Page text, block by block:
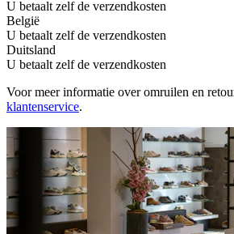
U betaalt zelf de verzendkosten
België
U betaalt zelf de verzendkosten
Duitsland
U betaalt zelf de verzendkosten
Voor meer informatie over omruilen en
klantenservice.